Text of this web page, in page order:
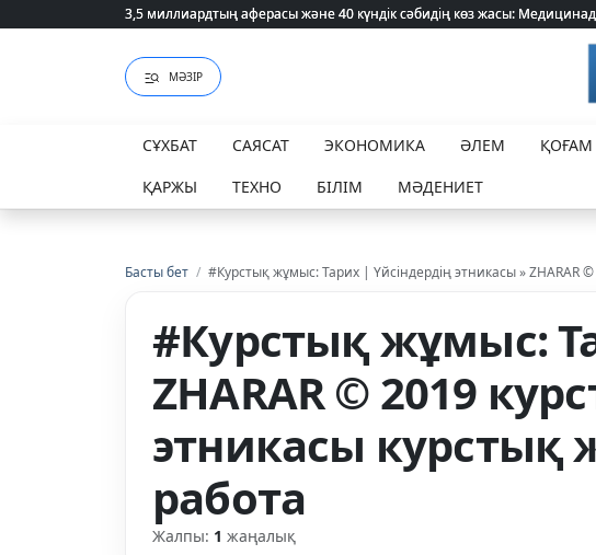
3,5 миллиардтың аферасы және 40 күндік сәбидің көз жасы:
3,5 миллиардтың аферасы және 40 күндік сәбидің көз жасы:
МӘЗІР
СҰХБАТ САЯСАТ ЭКОНОМИКА ӘЛЕМ ҚОҒАМ
ҚАРЖЫ
ТЕХНО БІЛІМ МӘДЕНИЕТ
Басты бет / #Курстық жұмыс: Тарих | Үйсіндердің этникасы »
#Курстық жұмыс:
ZHARAR © 2019
этникасы курстық
работа
Жалпы: 1 жаңалық